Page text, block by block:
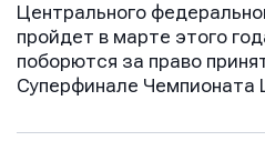
Центрального
пройдет в марте этого
поборются за право
Суперфинале